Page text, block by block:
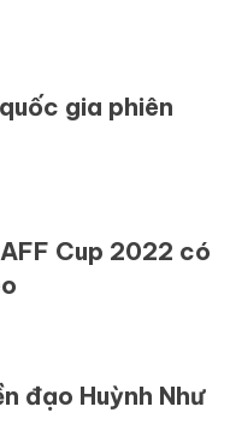
gia phiên
Cup 2022 có
đạo Huỳnh Như